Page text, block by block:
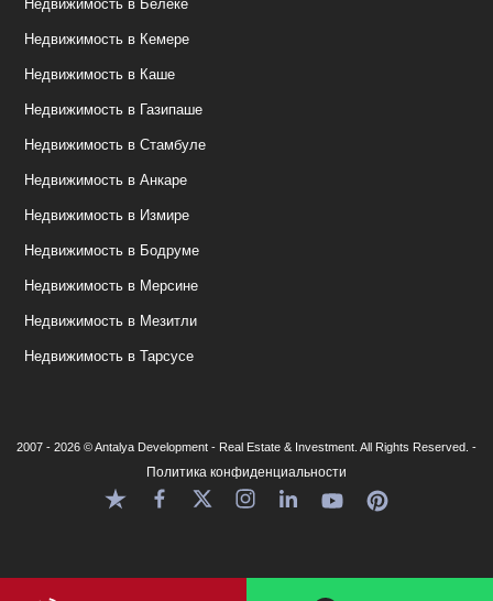
Недвижимость в Белеке
Недвижимость в Кемере
Недвижимость в Каше
Недвижимость в Газипаше
Недвижимость в Стамбуле
Недвижимость в Анкаре
Недвижимость в Измире
Недвижимость в Бодруме
Недвижимость в Мерсине
Недвижимость в Мезитли
Недвижимость в Тарсусе
2007 - 2026 © Antalya Development - Real Estate & Investment. All Rights Reserved. -
Политика конфиденциальности